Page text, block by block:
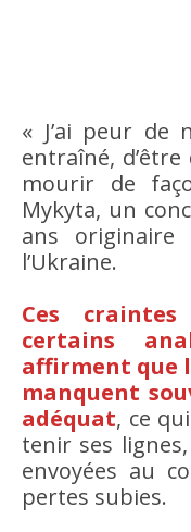
« J’ai peur de
entraîné,
mourir de
Mykyta, un
ans originaire
l’Ukraine.
Ces
certains
affirment que
manquent
adéquat, ce
tenir ses
envoyées au
pertes subies.